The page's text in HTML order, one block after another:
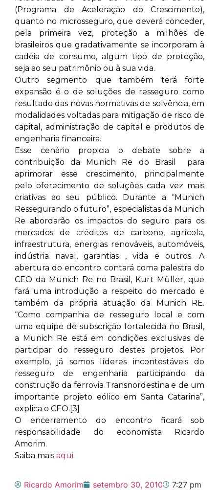
(Programa de Aceleração do Crescimento),
quanto no microsseguro, que deverá conceder,
pela primeira vez, proteção a milhões de
brasileiros que gradativamente se incorporam à
cadeia de consumo, algum tipo de proteção,
seja ao seu patrimônio ou à sua vida.
Outro segmento que também terá forte
expansão é o de soluções de resseguro como
resultado das novas normativas de solvência, em
modalidades voltadas para mitigação de risco de
capital, administração de capital e produtos de
engenharia financeira.
Esse cenário propicia o debate sobre a
contribuição da Munich Re do Brasil para
aprimorar esse crescimento, principalmente
pelo oferecimento de soluções cada vez mais
criativas ao seu público. Durante a “Munich
Ressegurando o futuro”, especialistas da Munich
Re abordarão os impactos do seguro para os
mercados de créditos de carbono, agrícola,
infraestrutura, energias renováveis, automóveis,
indústria naval, garantias , vida e outros. A
abertura do encontro contará coma palestra do
CEO da Munich Re no Brasil, Kurt Müller, que
fará uma introdução a respeito do mercado e
também da própria atuação da Munich RE.
“Como companhia de resseguro local e com
uma equipe de subscrição fortalecida no Brasil,
a Munich Re está em condições exclusivas de
participar do resseguro destes projetos. Por
exemplo, já somos líderes incontestáveis do
resseguro de engenharia participando da
construção da ferrovia Transnordestina e de um
importante projeto eólico em Santa Catarina”,
explica o CEO.[3]
O encerramento do encontro ficará sob
responsabilidade do economista Ricardo
Amorim.
Saiba mais aqui.
Ricardo Amorim setembro 30, 2010 7:27 pm